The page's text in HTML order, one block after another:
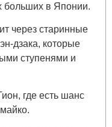
больших в Японии.
через старинные
дзака, которые
ступенями и
где есть шанс